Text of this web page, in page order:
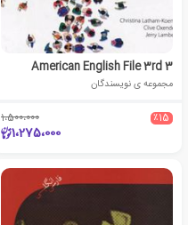
American English File 3rd 3
مجموعه ی نویسندگان
٪15 1،500،000
1،275،000